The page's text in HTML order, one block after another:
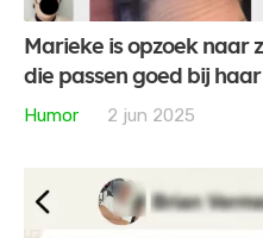
Marieke is opzoek naar
die passen goed bij
Humor
2 jun 2025